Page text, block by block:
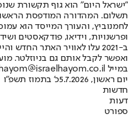
"ישראל היום" הוא גוף תקשורת
ופרשנויות, וידיאו, פודקאסטים
ב-2021 עלו לאוויר האתר
ואפשר לקבל אותם גם בניוזלטר.
במייל hayom@israelhayom.co.il.
יום ראשון, 5.7.2026
כ' בתמוז תשפ"ו
חדשות
דעות
ספורט